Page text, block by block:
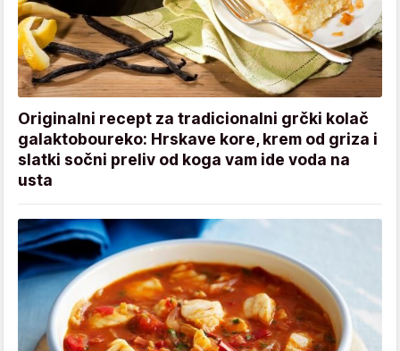
Originalni recept za tradicionalni grčki kolač
galaktoboureko: Hrskave kore, krem od griza i
slatki sočni preliv od koga vam ide voda na
usta